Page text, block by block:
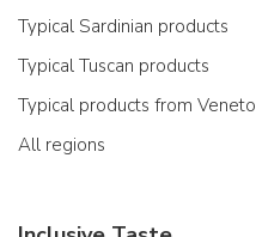
Typical Sardinian products
Typical Tuscan products
Typical products from Veneto
All regions